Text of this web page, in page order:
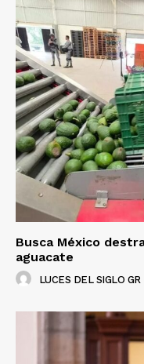
Busca México
aguacate
LUCES DEL SIGLO GR